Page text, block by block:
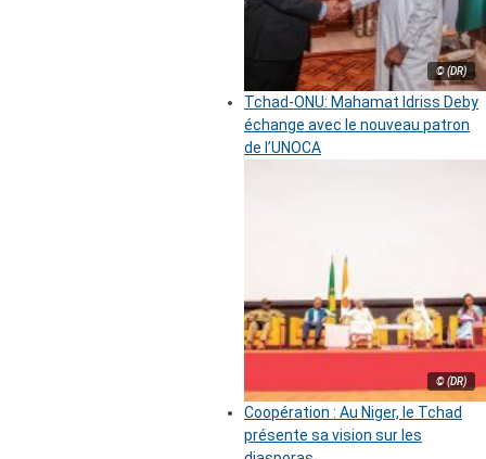
© (DR)
Tchad-ONU: Mahamat Idriss Deby
échange avec le nouveau patron
de l’UNOCA
© (DR)
Coopération : Au Niger, le Tchad
présente sa vision sur les